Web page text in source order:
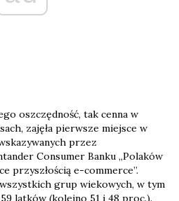
oszczędność, tak cenna w
zajęła pierwsze miejsce w
przez
Consumer Banku „Polaków
przyszłością e-commerce”.
grup wiekowych, w tym
latków (kolejno 51 i 48 proc.).